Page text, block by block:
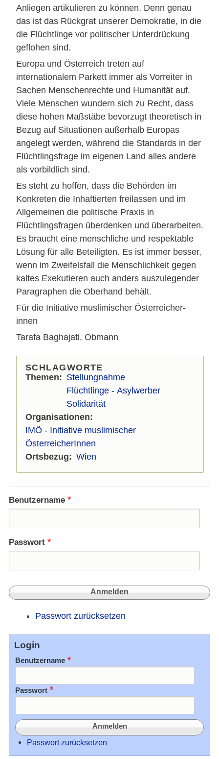
Anliegen artikulieren zu können. Denn genau
das ist das Rückgrat unserer Demokratie, in die
die Flüchtlinge vor politischer Unterdrückung
geflohen sind.
Europa und Österreich treten auf
internationalem Parkett immer als Vorreiter in
Sachen Menschenrechte und Humanität auf.
Viele Menschen wundern sich zu Recht, dass
diese hohen Maßstäbe bevorzugt theoretisch in
Bezug auf Situationen außerhalb Europas
angelegt werden, während die Standards in der
Flüchtlingsfrage im eigenen Land alles andere
als vorbildlich sind.
Es steht zu hoffen, dass die Behörden im
Konkreten die Inhaftierten freilassen und im
Allgemeinen die politische Praxis in
Flüchtlingsfragen überdenken und überarbeiten.
Es braucht eine menschliche und respektable
Lösung für alle Beteiligten. Es ist immer besser,
wenn im Zweifelsfall die Menschlichkeit gegen
kaltes Exekutieren auch anders auszulegender
Paragraphen die Oberhand behält.
Für die Initiative muslimischer Österreicher-
innen
Tarafa Baghajati, Obmann
SCHLAGWORTE
Themen
Stellungnahme
Flüchtlinge - Asylwerber
Solidarität
Organisationen
IMÖ - Initiative muslimischer
ÖsterreicherInnen
Ortsbezug
Wien
Benutzername
Passwort
Passwort zurücksetzen
Login
Benutzername
Passwort
Passwort zurücksetzen